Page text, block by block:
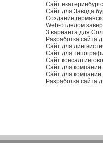
Сайт
Сайт для Завода
Создание
Web-отделом
3 варианта для
Разработка сайта
Сайт для
Сайт для
Сайт
Сайт для
Сайт для
Разработка сайта